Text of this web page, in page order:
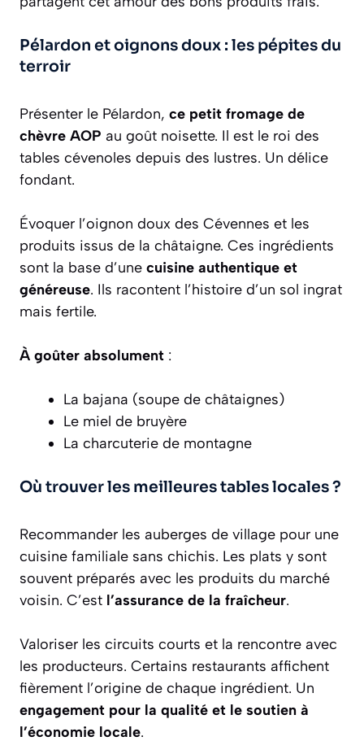
Pélardon et oignons doux : les pépites du
terroir
Présenter le Pélardon, ce petit fromage de
chèvre AOP au goût noisette. Il est le roi des
tables cévenoles depuis des lustres. Un délice
fondant.
Évoquer l’oignon doux des Cévennes et les
produits issus de la châtaigne. Ces ingrédients
sont la base d’une cuisine authentique et
généreuse. Ils racontent l’histoire d’un sol ingrat
mais fertile.
À goûter absolument :
La bajana (soupe de châtaignes)
Le miel de bruyère
La charcuterie de montagne
Où trouver les meilleures tables locales ?
Recommander les auberges de village pour une
cuisine familiale sans chichis. Les plats y sont
souvent préparés avec les produits du marché
voisin. C’est l’assurance de la fraîcheur.
Valoriser les circuits courts et la rencontre avec
les producteurs. Certains restaurants affichent
fièrement l’origine de chaque ingrédient. Un
engagement pour la qualité et le soutien à
l’économie locale.